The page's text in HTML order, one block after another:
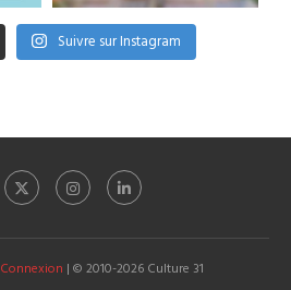
Suivre sur Instagram
Connexion | © 2010-2026 Culture 31